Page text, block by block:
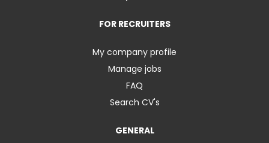
FOR RECRUITERS
My company profile
Manage jobs
FAQ
Search CV's
GENERAL